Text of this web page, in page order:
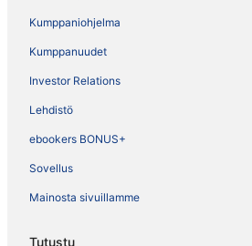
Kumppaniohjelma
Kumppanuudet
Investor Relations
Lehdistö
ebookers BONUS+
Sovellus
Mainosta sivuillamme
Tutustu